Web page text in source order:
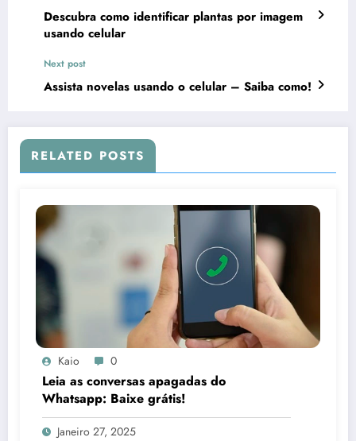
Descubra como identificar plantas por imagem
usando celular
Next post
Assista novelas usando o celular – Saiba como!
RELATED POSTS
Kaio 0
Leia as conversas apagadas do
Whatsapp: Baixe grátis!
Janeiro 27, 2025